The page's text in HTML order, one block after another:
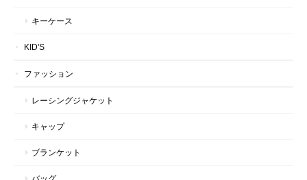
キーケース
KID'S
ファッション
レーシングジャケット
キャップ
ブランケット